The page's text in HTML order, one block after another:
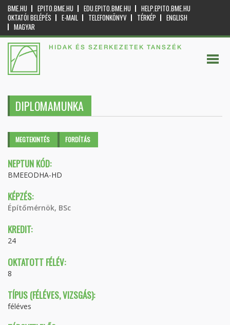
BME.HU EPITO.BME.HU EDU.EPITO.BME.HU
HELP.EPITO.BME.HU
OKTATÓI BELÉPÉS
E-MAIL TELEFONKÖNYV TÉRKÉP
ENGLISH
MAGYAR
HIDAK ÉS SZERKEZETEK TANSZÉK
DIPLOMAMUNKA
Elsődleges fülek
MEGTEKINTÉS (AKTÍVFORDÍTÁS
NEPTUN KÓD:
BMEEODHA-HD
KÉPZÉS:
Építőmérnök, BSc
KREDIT:
24
OKTATOTT FÉLÉV:
8
TÍPUS (FÉLÉVES, VIZSGÁS):
féléves